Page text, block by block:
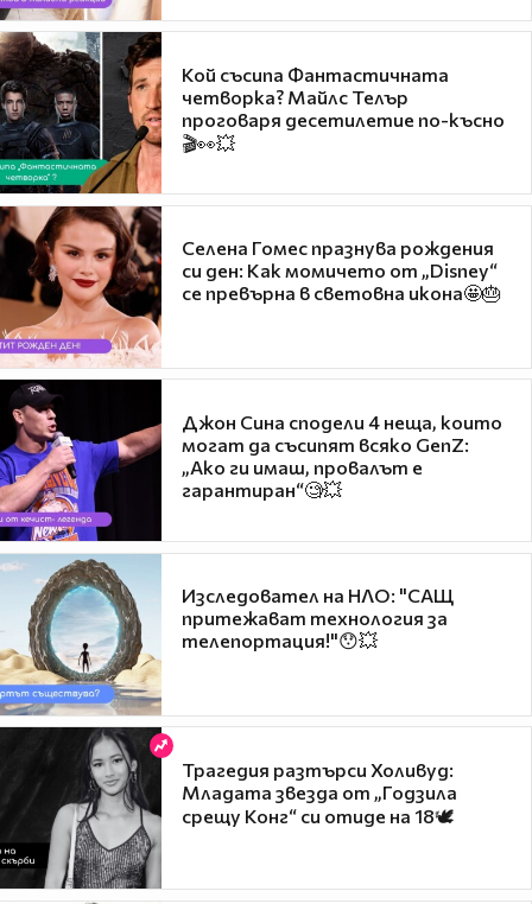
Кой съсипа Фантастичната
четворка? Майлс Телър
проговаря десетилетие по-късно
🎬👀💥
Селена Гомес празнува рождения
си ден: Как момичето от „Disney“
се превърна в световна икона🤩🎂
Джон Сина сподели 4 неща, които
могат да съсипят всяко GenZ:
„Ако ги имаш, провалът е
гарантиран“🧐💥
Изследовател на НЛО: "САЩ
притежават технология за
телепортация!"😯💥
Трагедия разтърси Холивуд:
Младата звезда от „Годзила
срещу Конг“ си отиде на 18🕊️